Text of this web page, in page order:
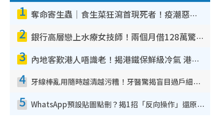
1 奪命寄生蟲｜食生菜狂瀉首現死者！疫潮惡化錄1.8萬宗病例 揭洗菜3大謬誤
2 銀行高層戀上水療女技師！兩個月借128萬驚覺「沉船」沉落火海 揭背後疑似邪教操控賣淫
3 內地客歎港人唔識老！揭港鐵保鮮級冷氣 港人求放過：咪投訴
4 牙線棒亂用隨時越清越污糟！牙醫驚揭盲目過戶細菌恐致蛀牙：呢種先係日常真保養
5 WhatsApp預設貼圖點刪？揭1招「反向操作」還原簡潔介面 附3步實測教學